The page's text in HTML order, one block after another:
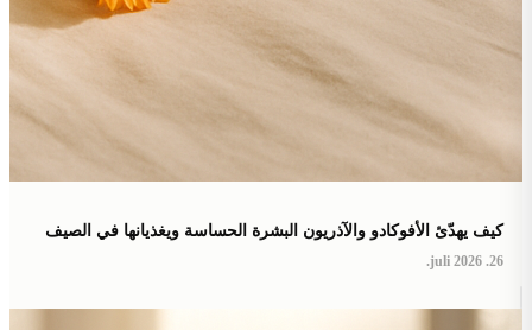
كيف يهدّئ الأفوكادو والآذريون البشرة الحساسة ويغذيانها في الصيف
26. juli 2026.